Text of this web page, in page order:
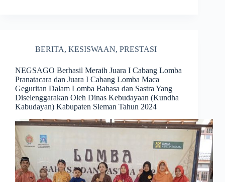
BERITA, KESISWAAN, PRESTASI
NEGSAGO Berhasil Meraih Juara I Cabang Lomba
Pranatacara dan Juara I Cabang Lomba Maca
Geguritan Dalam Lomba Bahasa dan Sastra Yang
Diselenggarakan Oleh Dinas Kebudayaan (Kundha
Kabudayan) Kabupaten Sleman Tahun 2024